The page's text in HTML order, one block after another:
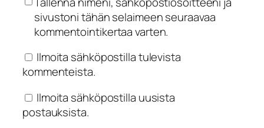
sivustoni tähän selaimeen seuraavaa
kommentointikertaa varten.
Ilmoita sähköpostilla tulevista
kommenteista.
Ilmoita sähköpostilla uusista
postauksista.